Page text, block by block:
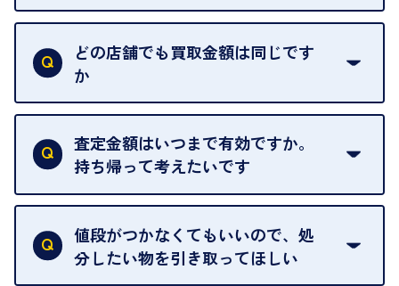
はい。喜んで承ります。出張買取をご利用くださ
い。
ご指定の場所にお伺いします。
どの店舗でも買取金額は同じです
か
はい。全店舗一律です。
ただし、中古市場は日々変動するため、査定した日
によって査定額が変わることはございます。
査定金額はいつまで有効ですか。
持ち帰って考えたいです
査定額は当日限り有効です。
中古市場が日々変動するため、翌日には査定額が変
わることがございます。
値段がつかなくてもいいので、処
分したい物を引き取ってほしい